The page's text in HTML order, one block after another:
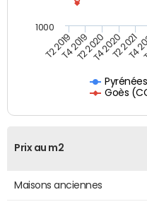
Goès
T2 2019T4 2019T2 2020T4 2020T2 2021
T4
1000
Prix au m2
Maisons anciennes